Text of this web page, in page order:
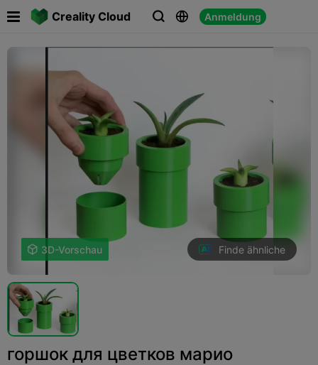
Creality Cloud   Anmeldung

 3D-Vorschau Finde ähnliche
горшок для цветков марио